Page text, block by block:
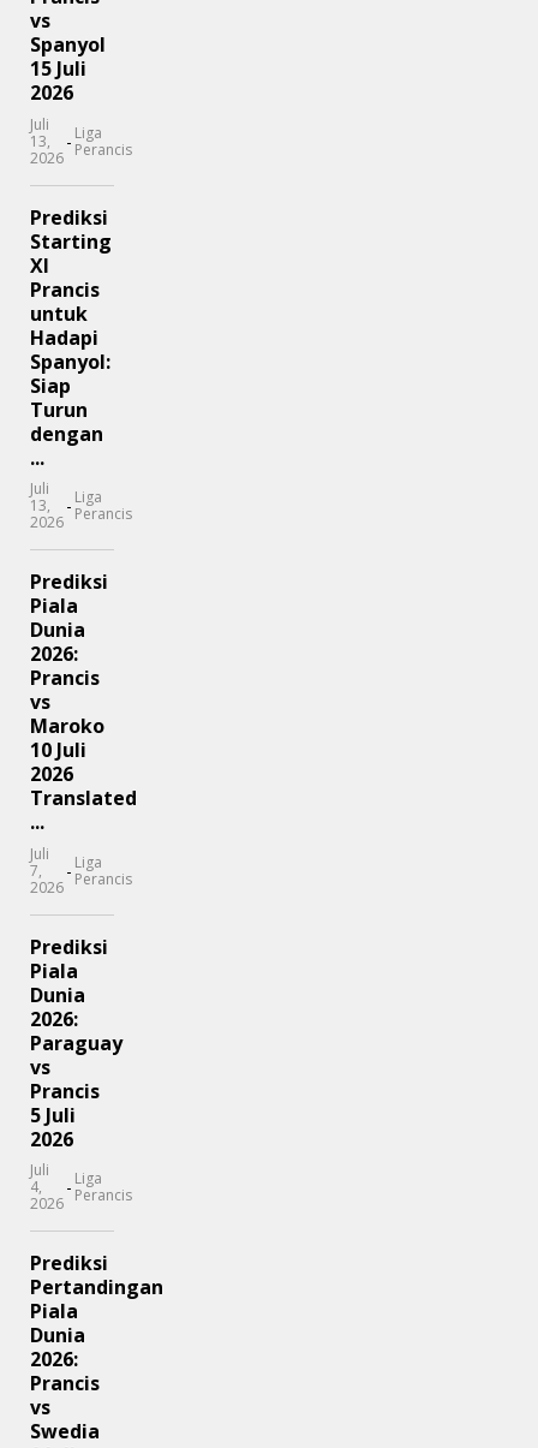
vs
Spanyol
15 Juli
2026
Juli
13,
2026
- Liga
Perancis
Prediksi
Starting
XI
Prancis
untuk
Hadapi
Spanyol:
Siap
Turun
dengan
...
Juli
13,
2026
- Liga
Perancis
Prediksi
Piala
Dunia
2026:
Prancis
vs
Maroko
10 Juli
2026
Translated
...
Juli
7,
2026
- Liga
Perancis
Prediksi
Piala
Dunia
2026:
Paraguay
vs
Prancis
5 Juli
2026
Juli
4,
2026
- Liga
Perancis
Prediksi
Pertandingan
Piala
Dunia
2026:
Prancis
vs
Swedia